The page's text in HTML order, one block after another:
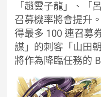
「趙雲子龍」、「
召募機率將會提升
得最多 100 連召募
謀」的刺客「山田
將作為降臨任務的